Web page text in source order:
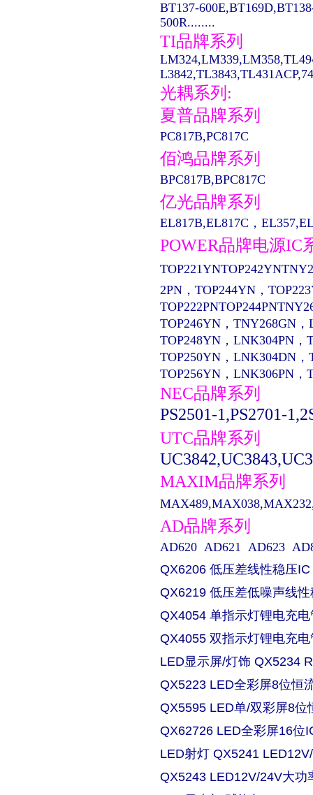
BT137-
500R........
TI品牌系列
光耦系列:
夏普品牌系列
PC817B,PC817C
佰鸿品牌系列
BPC817B,BPC817C
亿光品牌系列
EL817B,EL817C，
POWER品牌电源IC
2PN，TOP244YN，
TOP246YN，TNY268GN
TOP248YN，LNK304PN，
TOP250YN，LNK304DN，
TOP256YN，LNK306PN
NEC品牌系列
PS2501-1,PS2701-
UTC品牌系列
MAXIM品牌系列
AD品牌系列
AD620 AD621 AD623
QX6206 低压差线性稳压IC
QX6219 低压差低噪声线
QX4054 单指示灯锂电充
QX4055 双指示灯锂电充
LED显示屏/灯饰 QX5234
QX5223 LED全彩屏8位恒
QX5595 LED单/双彩屏8位
QX62726 LED全彩屏16位
LED射灯 QX5241
QX5243 LED12V/24V大